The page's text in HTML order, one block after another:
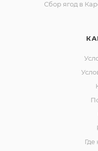
Сбор ягод в
Где